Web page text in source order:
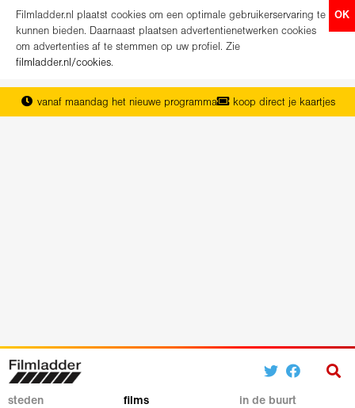
OK
Filmladder.nl plaatst cookies om een optimale gebruikerservaring te
kunnen bieden. Daarnaast plaatsen advertentienetwerken cookies
om advertenties af te stemmen op uw profiel. Zie
filmladder.nl/cookies.
vanaf maandag het nieuwe programma
koop direct je kaartjes
het complete overzicht van Nederland
steden films in de buurt